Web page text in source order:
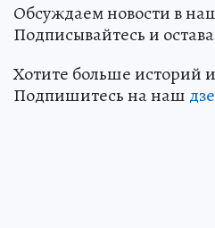
Обсуждаем новости в
Подписывайтесь и
Хотите больше историй
Подпишитесь на наш